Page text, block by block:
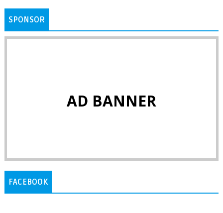
SPONSOR
AD BANNER
FACEBOOK